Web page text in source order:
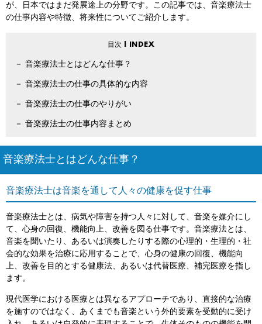
が、日本ではまだ発展途上の分野です。この記事では、音楽療法士
の仕事内容や特徴、将来性についてご紹介します。
音楽療法士とはどんな仕事？
音楽療法士の仕事の具体的な内容
音楽療法士の仕事のやりがい
音楽療法士の仕事内容まとめ
音楽療法士とはどんな仕事？
音楽療法士は音楽を通して人々の健康を促す仕事
音楽療法士とは、病気や障害を持つ人々に対して、音楽を媒介にし
て、心身の回復、機能向上、改善を図る仕事です。音楽療法とは、
音楽を聞いたり、あるいは演奏したりする際の心理的・生理的・社
会的な効果を治療に応用することで、心身の健康の回復、機能向
上、改善を目的とする健康法、あるいは代替医療、補完医療を指し
ます。
現代医学における医療とは異なるアプローチであり、直接的な治療
を施すのではなく、あくまでも音楽という外的要素を受動的に受け